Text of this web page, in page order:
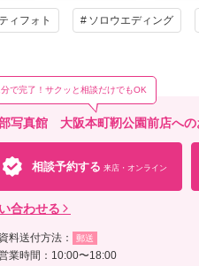
会食
カッターシャ
能
ィフォト ソロウエディング
写真館 大阪本町靭公園前店への
で完了！サクッと相談だけでもOK
相談予約する 来店・オンライン
合わせる
資料送付方法： 郵送
業時間：10:00〜18:00